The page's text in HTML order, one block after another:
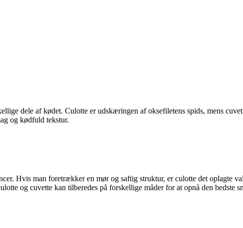
dele af kødet. Culotte er udskæringen af oksefiletens spids, mens
og kødfuld tekstur.
Hvis man foretrækker en mør og saftig struktur, er culotte det oplagte
og cuvette kan tilberedes på forskellige måder for at opnå den bedste